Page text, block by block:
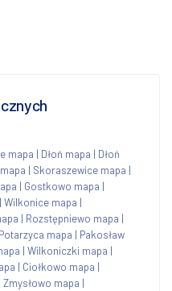
mapa | Dłoń mapa | Dłoń
| Skoraszewice mapa |
| Gostkowo mapa |
| Wilkonice mapa |
| Rozstępniewo mapa |
Potarzyca mapa | Pakosław
| Wilkoniczki mapa |
| Ciołkowo mapa |
Zmysłowo mapa |